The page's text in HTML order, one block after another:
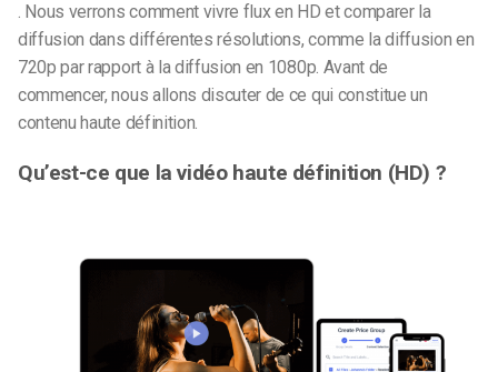
. Nous verrons comment vivre fluxen HD et comparer la
diffusion dans différentes résolutions, comme la diffusion en
720p par rapport à la diffusion en 1080p. Avant de
commencer, nous allons discuter de ce qui constitue un
contenu haute définition.
Qu’est-ce que la vidéo haute définition (HD) ?